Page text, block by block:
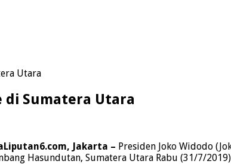
Utara
di Sumatera Utara
Liputan6.com, Jakarta – Presiden Joko Widodo
Hasundutan, Sumatera Utara Rabu (31/7/